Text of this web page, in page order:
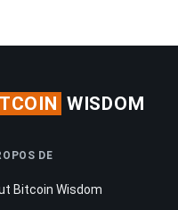
WISDOM
DE
Bitcoin Wisdom